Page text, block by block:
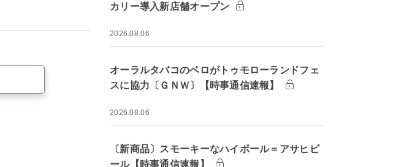
カリー導入新店舗オープン
2026.08.06
オーラルタバコのベロがトゥモローランドフェ
スに協力〔ＧＮＷ〕【時事通信速報】
2026.08.06
〔新商品〕スモーキーなハイボール＝アサヒビ
ール【時事通信速報】